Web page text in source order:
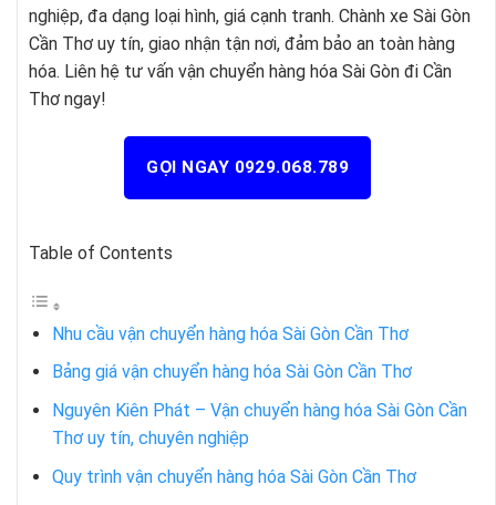
nghiệp, đa dạng loại hình, giá cạnh tranh. Chành xe Sài Gòn
Cần Thơ uy tín, giao nhận tận nơi, đảm bảo an toàn hàng
hóa. Liên hệ tư vấn vận chuyển hàng hóa Sài Gòn đi Cần
Thơ ngay!
GỌI NGAY 0929.068.789
Table of Contents
Nhu cầu vận chuyển hàng hóa Sài Gòn Cần Thơ
Bảng giá vận chuyển hàng hóa Sài Gòn Cần Thơ
Nguyên Kiên Phát – Vận chuyển hàng hóa Sài Gòn Cần
Thơ uy tín, chuyên nghiệp
Quy trình vận chuyển hàng hóa Sài Gòn Cần Thơ